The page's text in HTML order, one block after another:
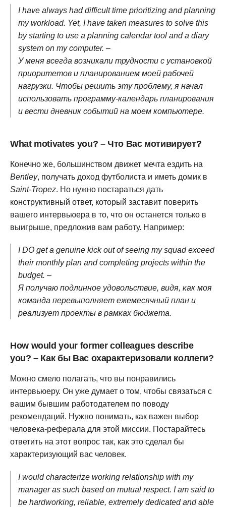
I have always had difficult time prioritizing and planning
my workload. Yet, I have taken measures to solve this
by starting to use a planning calendar tool and a diary
system on my computer. –
У меня всегда возникали трудности с установкой
приоритетов и планированием моей рабочей
нагрузки. Чтобы решить эту проблему, я начал
использовать программу-календарь планирования
и вести дневник событий на моем компьютере.
What motivates you? – Что Вас мотивирует?
Конечно же, большинством движет мечта ездить на
Bentley, получать доход футболиста и иметь домик в
Saint-Tropez. Но нужно постараться дать
конструктивный ответ, который заставит поверить
вашего интервьюера в то, что он останется только в
выигрыше, предложив вам работу. Например:
I DO get a genuine kick out of seeing my squad exceed
their monthly plan and completing projects within the
budget. –
Я получаю подлинное удовольствие, видя, как моя
команда перевыполняет ежемесячный план и
реализует проекты в рамках бюджета.
How would your former colleagues describe
you? – Как бы Вас охарактеризовали коллеги?
Можно смело полагать, что вы понравились
интервьюеру. Он уже думает о том, чтобы связаться с
вашим бывшим работодателем по поводу
рекомендаций. Нужно понимать, как важен выбор
человека-реферала для этой миссии. Постарайтесь
ответить на этот вопрос так, как это сделал бы
характеризующий вас человек.
I would characterize working relationship with my
manager as such based on mutual respect. I am said to
be hardworking, reliable, extremely dedicated and able